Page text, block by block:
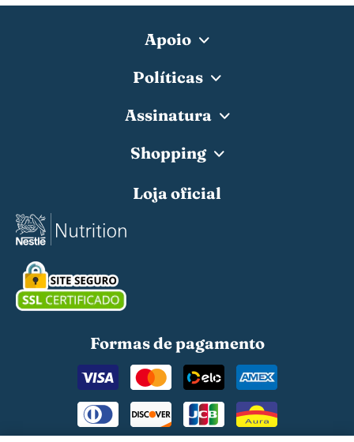
Apoio
Políticas
Assinatura
Shopping
Loja oficial
Formas de pagamento